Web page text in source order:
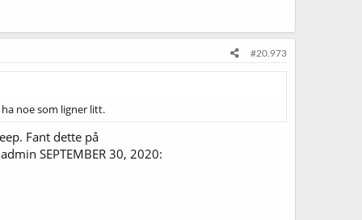
#20.973
ha noe som ligner litt.
Fant dette på
SEPTEMBER 30, 2020: